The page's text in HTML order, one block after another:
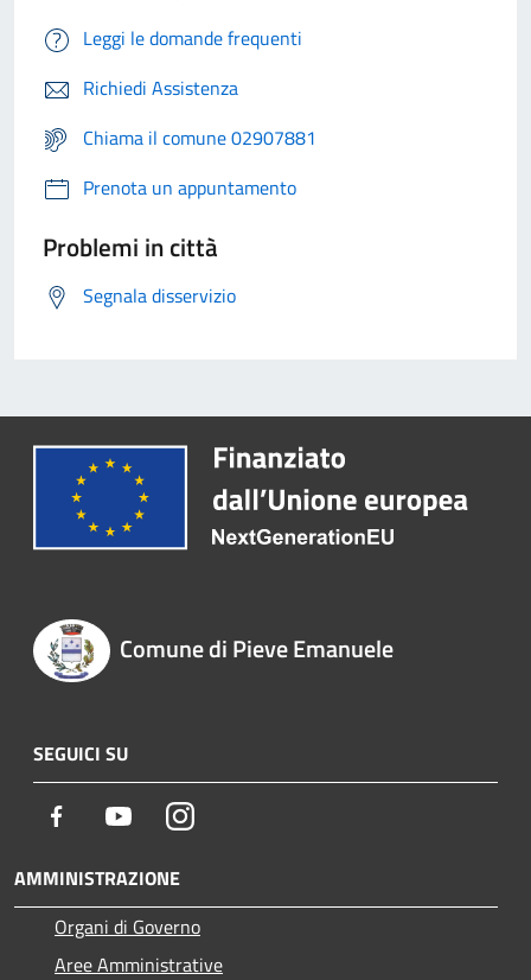
Leggi le domande frequenti
Richiedi Assistenza
Chiama il comune 02907881
Prenota un appuntamento
Problemi in città
Segnala disservizio
Comune di Pieve Emanuele
SEGUICI SU
Facebook YoutubeInstagram
AMMINISTRAZIONE
Organi di Governo
Aree Amministrative